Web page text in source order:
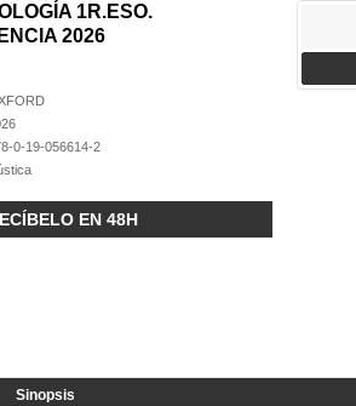
1R.ESO.
2026
0-19-056614-2
EN 48H
Sinopsis